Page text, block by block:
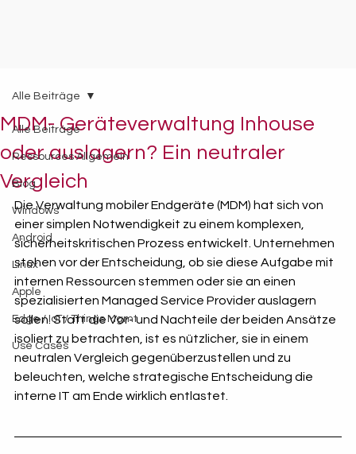
Alle Beiträge
Ressources Allgemein
Blog
Windows
Android
Linux
Apple
Edge / IoT / Things Mgmt
Use Cases
Alle Beiträge
MDM- Geräteverwaltung Inhouse
oder auslagern? Ein neutraler
Vergleich
Die Verwaltung mobiler Endgeräte (MDM) hat sich von
einer simplen Notwendigkeit zu einem komplexen,
sicherheitskritischen Prozess entwickelt. Unternehmen
stehen vor der Entscheidung, ob sie diese Aufgabe mit
internen Ressourcen stemmen oder sie an einen
spezialisierten Managed Service Provider auslagern
sollen. Statt die Vor- und Nachteile der beiden Ansätze
isoliert zu betrachten, ist es nützlicher, sie in einem
neutralen Vergleich gegenüberzustellen und zu
beleuchten, welche strategische Entscheidung die
interne IT am Ende wirklich entlastet.